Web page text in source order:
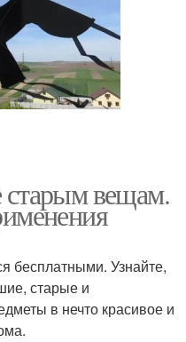
вещам.
бесплатными. Узнайте,
старые и
в нечто красивое и